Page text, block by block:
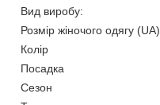
Вид виробу:
Розмір жіночого одягу (UA)
Колір
Посадка
Сезон